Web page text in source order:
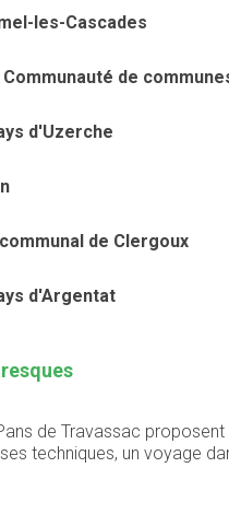
les-Cascades
de
d'Uzerche
de Clergoux
d'Argentat
de Travassac
techniques, un voyage